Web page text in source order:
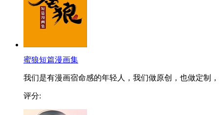
蜜狼短篇漫画集
我们是有漫画宿命感的年轻人，我们做原创，也做定制
评分: